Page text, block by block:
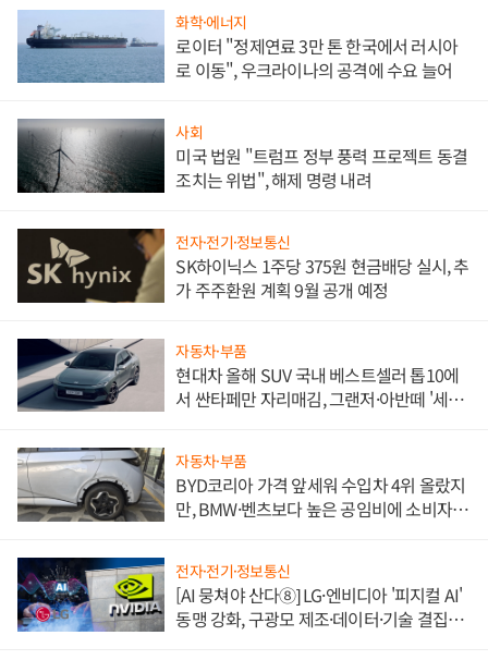
화학·에너지
로이터 "정제연료 3만 톤 한국에서 러시아
로 이동", 우크라이나의 공격에 수요 늘어
사회
미국 법원 "트럼프 정부 풍력 프로젝트 동결
조치는 위법", 해제 명령 내려
전자·전기·정보통신
SK하이닉스 1주당 375원 현금배당 실시, 추
가 주주환원 계획 9월 공개 예정
자동차·부품
현대차 올해 SUV 국내 베스트셀러 톱10에
서 싼타페만 자리매김, 그랜저·아반떼 '세단
자동차·부품
BYD코리아 가격 앞세워 수입차 4위 올랐지
만, BMW·벤츠보다 높은 공임비에 소비자
전자·전기·정보통신
[AI 뭉쳐야 산다⑧] LG·엔비디아 '피지컬 AI'
동맹 강화, 구광모 제조·데이터·기술 결집